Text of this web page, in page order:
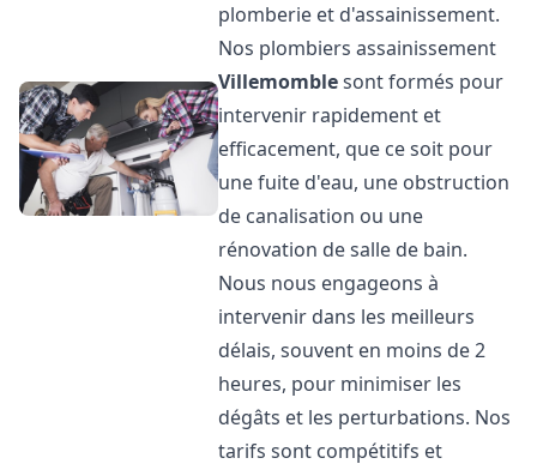
plomberie et d'assainissement.
Nos plombiers assainissement
Villemomblesont formés pour
intervenir rapidement et
efficacement, que ce soit pour
une fuite d'eau, une obstruction
de canalisation ou une
rénovation de salle de bain.
Nous nous engageons à
intervenir dans les meilleurs
délais, souvent en moins de 2
heures, pour minimiser les
dégâts et les perturbations. Nos
tarifs sont compétitifs et